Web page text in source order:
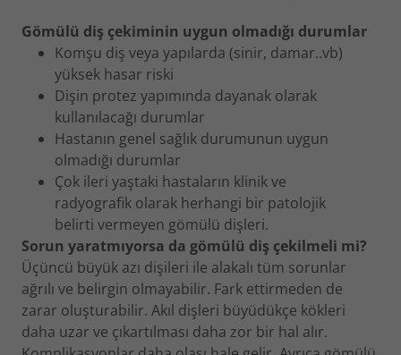
Gömülü diş çekiminin uygun olmadığı durumlar
Komşu diş veya yapılarda (sinir, damar..vb)
yüksek hasar riski
Dişin protez yapımında dayanak olarak
kullanılacağı durumlar
Hastanın genel sağlık durumunun uygun
olmadığı durumlar
Çok ileri yaştaki hastaların klinik ve
radyografik olarak herhangi bir patolojik
belirti vermeyen gömülü dişleri.
Sorun yaratmıyorsa da gömülü diş çekilmeli mi?
Üçüncü büyük azı dişileri ile alakalı tüm sorunlar
ağrılı ve belirgin olmayabilir. Fark ettirmeden de
zarar oluşturabilir. Akıl dişleri büyüdükçe kökleri
daha uzar ve çıkartılması daha zor bir hal alır.